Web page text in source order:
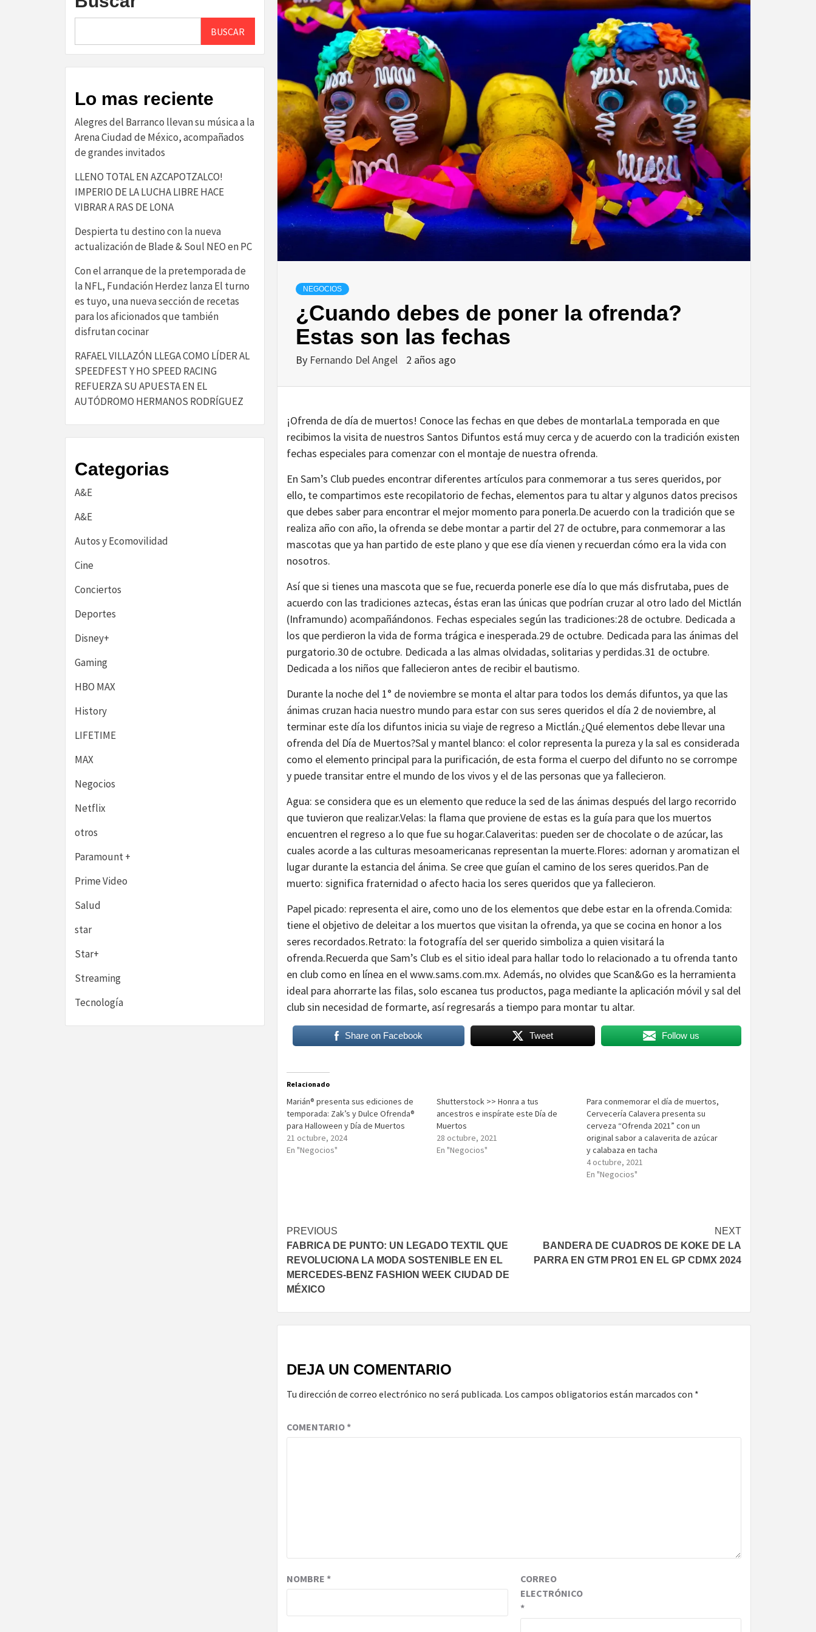
NEGOCIOS
¿Cuando debes de poner la ofrenda?
Estas son las fechas
By Fernando Del Angel 2 años ago
¡Ofrenda de día de muertos! Conoce las fechas en que debes de montarlaLa temporada en que
recibimos la visita de nuestros Santos Difuntos está muy cerca y de acuerdo con la tradición existen
fechas especiales para comenzar con el montaje de nuestra ofrenda.
En Sam’s Club puedes encontrar diferentes artículos para conmemorar a tus seres queridos, por
ello, te compartimos este recopilatorio de fechas, elementos para tu altar y algunos datos precisos
que debes saber para encontrar el mejor momento para ponerla.De acuerdo con la tradición que se
realiza año con año, la ofrenda se debe montar a partir del 27 de octubre, para conmemorar a las
mascotas que ya han partido de este plano y que ese día vienen y recuerdan cómo era la vida con
nosotros.
Así que si tienes una mascota que se fue, recuerda ponerle ese día lo que más disfrutaba, pues de
acuerdo con las tradiciones aztecas, éstas eran las únicas que podrían cruzar al otro lado del Mictlán
(Inframundo) acompañándonos. Fechas especiales según las tradiciones:28 de octubre. Dedicada a
los que perdieron la vida de forma trágica e inesperada.29 de octubre. Dedicada para las ánimas del
purgatorio.30 de octubre. Dedicada a las almas olvidadas, solitarias y perdidas.31 de octubre.
Dedicada a los niños que fallecieron antes de recibir el bautismo.
Durante la noche del 1° de noviembre se monta el altar para todos los demás difuntos, ya que las
ánimas cruzan hacia nuestro mundo para estar con sus seres queridos el día 2 de noviembre, al
terminar este día los difuntos inicia su viaje de regreso a Mictlán.¿Qué elementos debe llevar una
ofrenda del Día de Muertos?Sal y mantel blanco: el color representa la pureza y la sal es considerada
como el elemento principal para la purificación, de esta forma el cuerpo del difunto no se corrompe
y puede transitar entre el mundo de los vivos y el de las personas que ya fallecieron.
Agua: se considera que es un elemento que reduce la sed de las ánimas después del largo recorrido
que tuvieron que realizar.Velas: la flama que proviene de estas es la guía para que los muertos
encuentren el regreso a lo que fue su hogar.Calaveritas: pueden ser de chocolate o de azúcar, las
cuales acorde a las culturas mesoamericanas representan la muerte.Flores: adornan y aromatizan el
lugar durante la estancia del ánima. Se cree que guían el camino de los seres queridos.Pan de
muerto: significa fraternidad o afecto hacia los seres queridos que ya fallecieron.
Papel picado: representa el aire, como uno de los elementos que debe estar en la ofrenda.Comida:
tiene el objetivo de deleitar a los muertos que visitan la ofrenda, ya que se cocina en honor a los
seres recordados.Retrato: la fotografía del ser querido simboliza a quien visitará la
ofrenda.Recuerda que Sam’s Club es el sitio ideal para hallar todo lo relacionado a tu ofrenda tanto
en club como en línea en el www.sams.com.mx. Además, no olvides que Scan&Go es la herramienta
ideal para ahorrarte las filas, solo escanea tus productos, paga mediante la aplicación móvil y sal del
club sin necesidad de formarte, así regresarás a tiempo para montar tu altar.
Share on Facebook Tweet Follow us
Relacionado
Marián® presenta sus ediciones de
temporada: Zak’s y Dulce Ofrenda®
para Halloween y Día de Muertos
21 octubre, 2024
En "Negocios"
Shutterstock >> Honra a tus
ancestros e inspírate este Día de
Muertos
28 octubre, 2021
En "Negocios"
Para conmemorar el día de muertos,
Cervecería Calavera presenta su
cerveza “Ofrenda 2021” con un
original sabor a calaverita de azúcar
y calabaza en tacha
4 octubre, 2021
En "Negocios"
Post
navigation
PREVIOUS
FABRICA DE PUNTO: UN LEGADO TEXTIL QUE
REVOLUCIONA LA MODA SOSTENIBLE EN EL
MERCEDES-BENZ FASHION WEEK CIUDAD DE
MÉXICO
NEXT
BANDERA DE CUADROS DE KOKE DE LA
PARRA EN GTM PRO1 EN EL GP CDMX 2024
DEJA UN COMENTARIO
Tu dirección de correo electrónico no será publicada. Los campos obligatorios están marcados con *
COMENTARIO*
NOMBRE *
CORREO
ELECTRÓNICO
*
BUSCAR
Lo mas reciente
Alegres del Barranco llevan su música a la
Arena Ciudad de México, acompañados
de grandes invitados
LLENO TOTAL EN AZCAPOTZALCO!
IMPERIO DE LA LUCHA LIBRE HACE
VIBRAR A RAS DE LONA
Despierta tu destino con la nueva
actualización de Blade & Soul NEO en PC
Con el arranque de la pretemporada de
la NFL, Fundación Herdez lanza El turno
es tuyo, una nueva sección de recetas
para los aficionados que también
disfrutan cocinar
RAFAEL VILLAZÓN LLEGA COMO LÍDER AL
SPEEDFEST Y HO SPEED RACING
REFUERZA SU APUESTA EN EL
AUTÓDROMO HERMANOS RODRÍGUEZ
Categorias
A&E
A&E
Autos y Ecomovilidad
Cine
Conciertos
Deportes
Disney+
Gaming
HBO MAX
History
LIFETIME
MAX
Negocios
Netflix
otros
Paramount +
Prime Video
Salud
star
Star+
Streaming
Tecnología